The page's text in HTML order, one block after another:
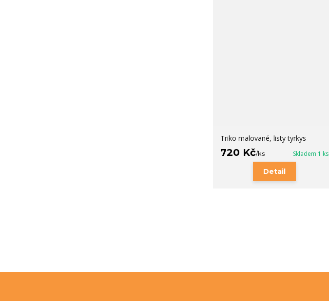
Triko malované, listy tyrkys
720 Kč/ks Skladem 1 ks
Detail